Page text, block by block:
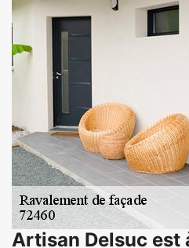
Artisan Delsuc est